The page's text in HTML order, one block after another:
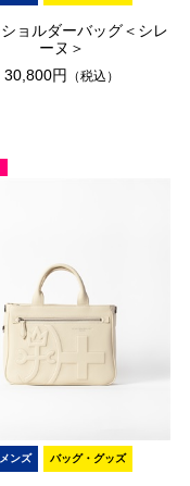
ョルダーバッグ＜シレ
ーヌ＞
30,800円
（税込）
メンズ バッグ・グッズ